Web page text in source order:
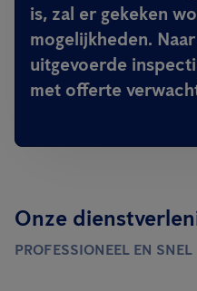
is, zal er gekeken
mogelijkheden.
uitgevoerde
met offerte
Onze
PROFESSIONEEL EN SNEL